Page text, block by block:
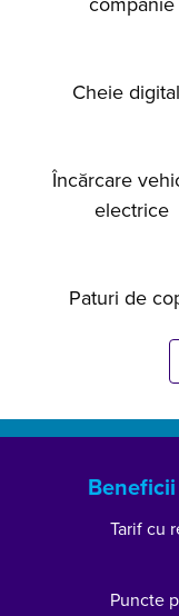
Cheie
Încărcare
electrice
Paturi de
Tarif cu
Puncte